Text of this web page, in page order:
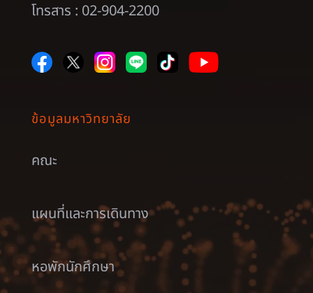
โทรสาร : 02-904-2200
ข้อมูลมหาวิทยาลัย
คณะ
แผนที่และการเดินทาง
หอพักนักศึกษา